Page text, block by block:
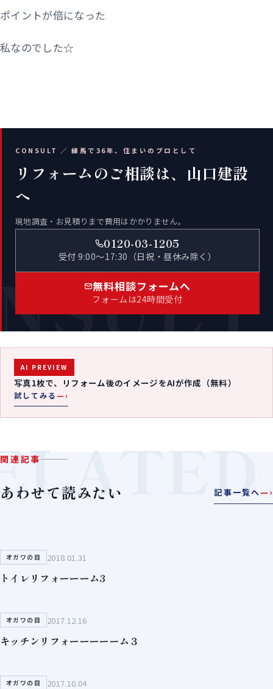
ポイントが倍になった
私なのでした☆
CONSULT ／ 練馬で36年、住まいのプロとして
リフォームのご相談は、山口建設
へ
現地調査・お見積りまで費用はかかりません。
0120-03-1205
受付 9:00〜17:30（日祝・昼休み除く）
無料相談フォームへ
フォームは24時間受付
AI PREVIEW
写真1枚で、リフォーム後のイメージをAIが作成（無料）
試してみる —›
関連記事
あわせて読みたい 記事一覧へ—›
オガワの目 2018.01.31
トイレリフォーーーム3
オガワの目 2017.12.16
キッチンリフォーーーーーム３
オガワの目 2017.10.04